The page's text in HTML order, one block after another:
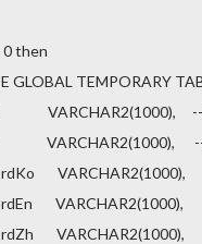
0 then
GLOBAL TEMPORARY
VARCHAR2(1000),
VARCHAR2(1000),
VARCHAR2(1000),
VARCHAR2(1000),
VARCHAR2(1000),